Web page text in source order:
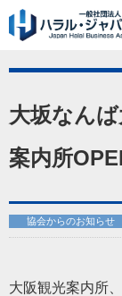
大坂なん
案内所
協会からのお知らせ
大阪観光案内所